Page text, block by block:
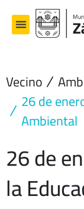
contenido
Vecino
26 de
Ambiental
26 de
la